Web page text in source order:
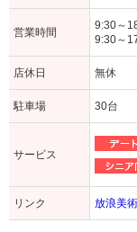
営業時間
9:30～
9:30～
店休日 無休
駐車場 30台
サービス
リンク 放浪美